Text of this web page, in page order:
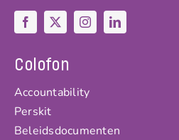
Colofon
Accountability
Perskit
Beleidsdocumenten